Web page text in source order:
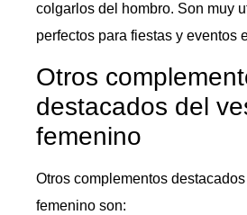
colgarlos del hombro. Son muy
perfectos para fiestas y eventos
Otros
destacados del
femenino
Otros complementos
femenino son: